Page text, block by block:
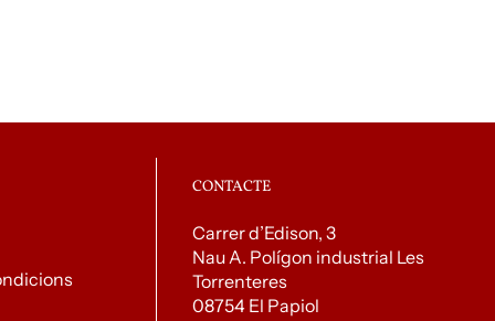
CONTACTE
Carrer d’Edison, 3
Nau A. Polígon industrial Les
Torrenteres
08754 El Papiol